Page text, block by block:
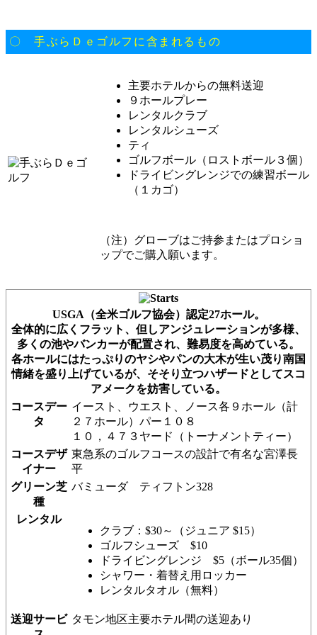
〇 手ぶらＤｅゴルフに含まれるもの
主要ホテルからの無料送迎
９ホールプレー
レンタルクラブ
レンタルシューズ
ティ
ゴルフボール（ロストボール３個）
ドライビングレンジでの練習ボール
（１カゴ）
（注）グローブはご持参またはプロショ
ップでご購入願います。
USGA（全米ゴルフ協会）認定27ホール。
全体的に広くフラット、但しアンジュレーションが多様、
多くの池やバンカーが配置され、難易度を高めている。
各ホールにはたっぷりのヤシやパンの大木が生い茂り南国
情緒を盛り上げているが、そそり立つハザードとしてスコ
アメークを妨害している。
コースデー
タ
イースト、ウエスト、ノース各９ホール（計
２７ホール）パー１０８
１０，４７３ヤード（トーナメントティー）
コースデザ
イナー
東急系のゴルフコースの設計で有名な宮澤長
平
グリーン芝
種
バミューダ ティフトン328
レンタル
クラブ：$30～（ジュニア $15）
ゴルフシューズ $10
ドライビングレンジ $5（ボール35個）
シャワー・着替え用ロッカー
レンタルタオル（無料）
送迎サービ タモン地区主要ホテル間の送迎あり